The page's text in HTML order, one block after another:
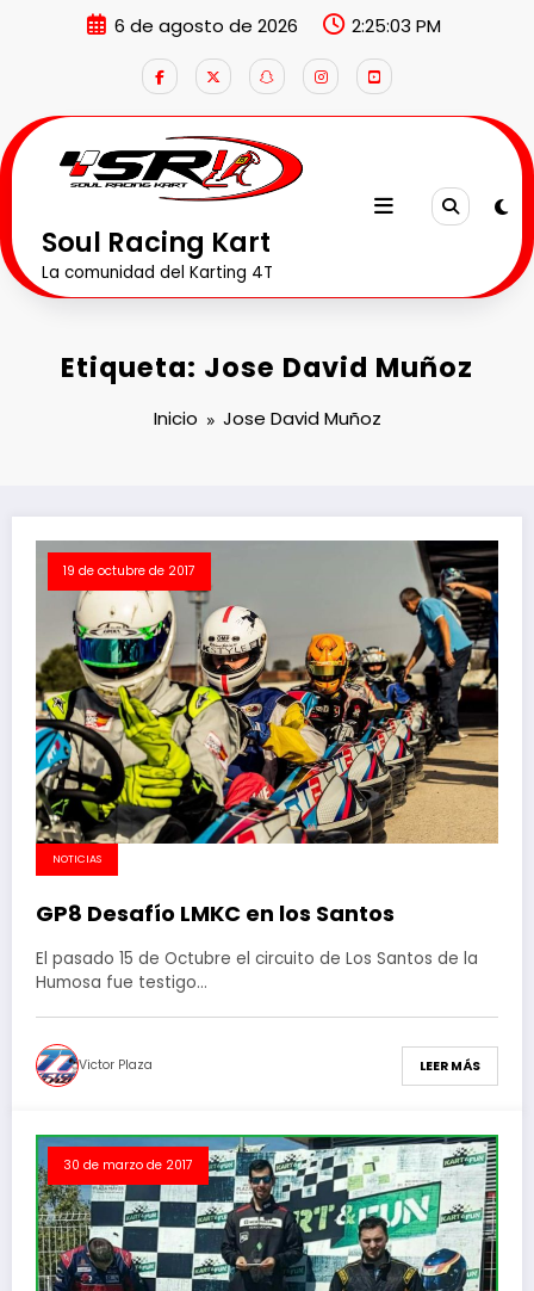
6 de agosto de 2026 2:25:03 PM
Soul Racing Kart
La comunidad del Karting 4T
Etiqueta: Jose David Muñoz
Inicio Jose David Muñoz
19 de octubre de 2017
NOTICIAS
GP8 Desafío LMKC en los Santos
El pasado 15 de Octubre el circuito de Los Santos de la
Humosa fue testigo…
Victor Plaza LEER MÁS
30 de marzo de 2017